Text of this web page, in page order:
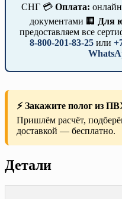
СНГ 💳 Оплата:
документами 🏢 Для
предоставляем все
8-800-201-83-25или
⚡ Закажите полог из
Пришлём расчёт,
доставкой — бесплатно.
Детали